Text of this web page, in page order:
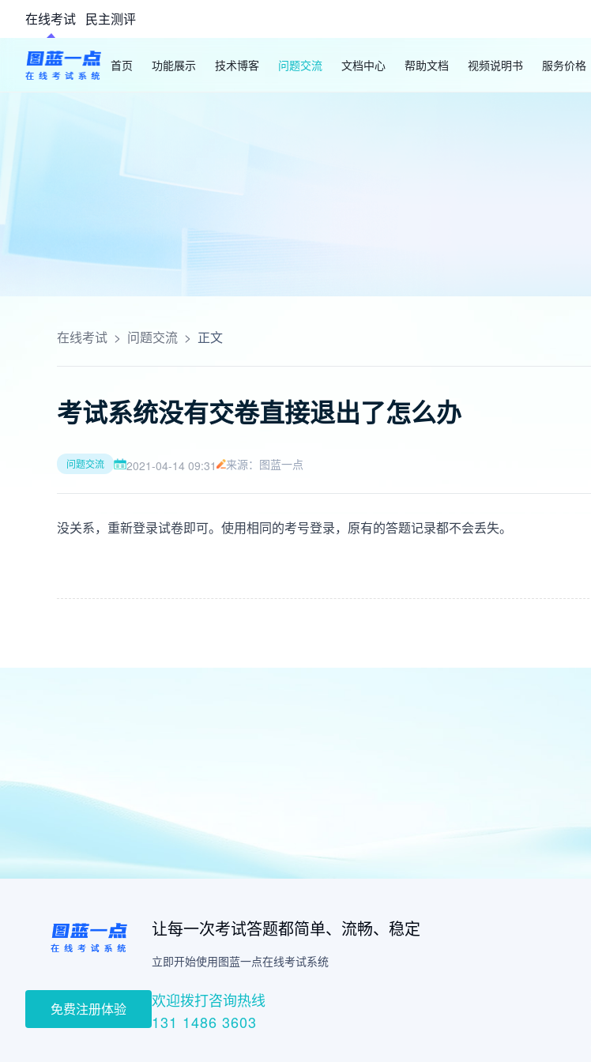
在线考试 民主测评
首页 功能展示 技术博客 问题交流 文档中心 帮助文档 视频说明书 服务价格
在线考试 > 问题交流 > 正文
考试系统没有交卷直接退出了怎么办
问题交流 2021-04-14 09:31 来源：图蓝一点
没关系，重新登录试卷即可。使用相同的考号登录，原有的答题记录都不会丢失。
免费注册体验
让每一次考试答题都简单、流畅、稳定
立即开始使用图蓝一点在线考试系统
欢迎拨打咨询热线
131 1486 3603